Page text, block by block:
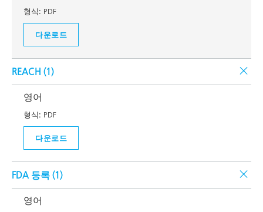
형식: PDF
다운로드
REACH (1)
영어
형식: PDF
다운로드
FDA 등록 (1)
영어